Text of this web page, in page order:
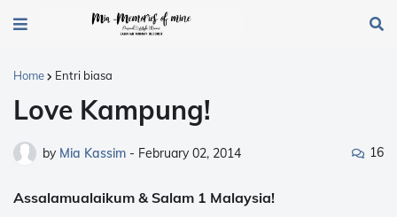
Home Entri biasa
Love Kampung!
by Mia Kassim - February 02, 2014 16
Assalamualaikum & Salam 1 Malaysia!